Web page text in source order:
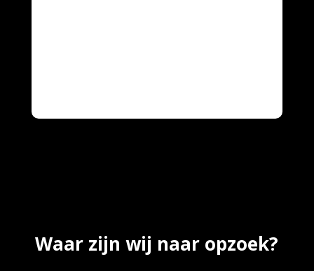
Waar zijn wij naar opzoek?